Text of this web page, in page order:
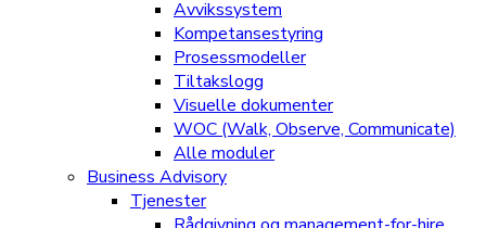
Avvikssystem
Kompetansestyring
Prosessmodeller
Tiltakslogg
Visuelle dokumenter
WOC (Walk, Observe, Communicate)
Alle moduler
Business Advisory
Tjenester